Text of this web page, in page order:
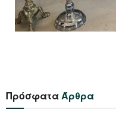
ΠρόσφαταΆρθρα